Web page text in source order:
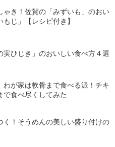
ゃき！佐賀の「みずいも」のおい
もじ」【レシピ付き】
実ひじき」のおいしい食べ方４選
わが家は軟骨まで食べる派！チキ
で食べ尽くしてみた
く！そうめんの美しい盛り付けの